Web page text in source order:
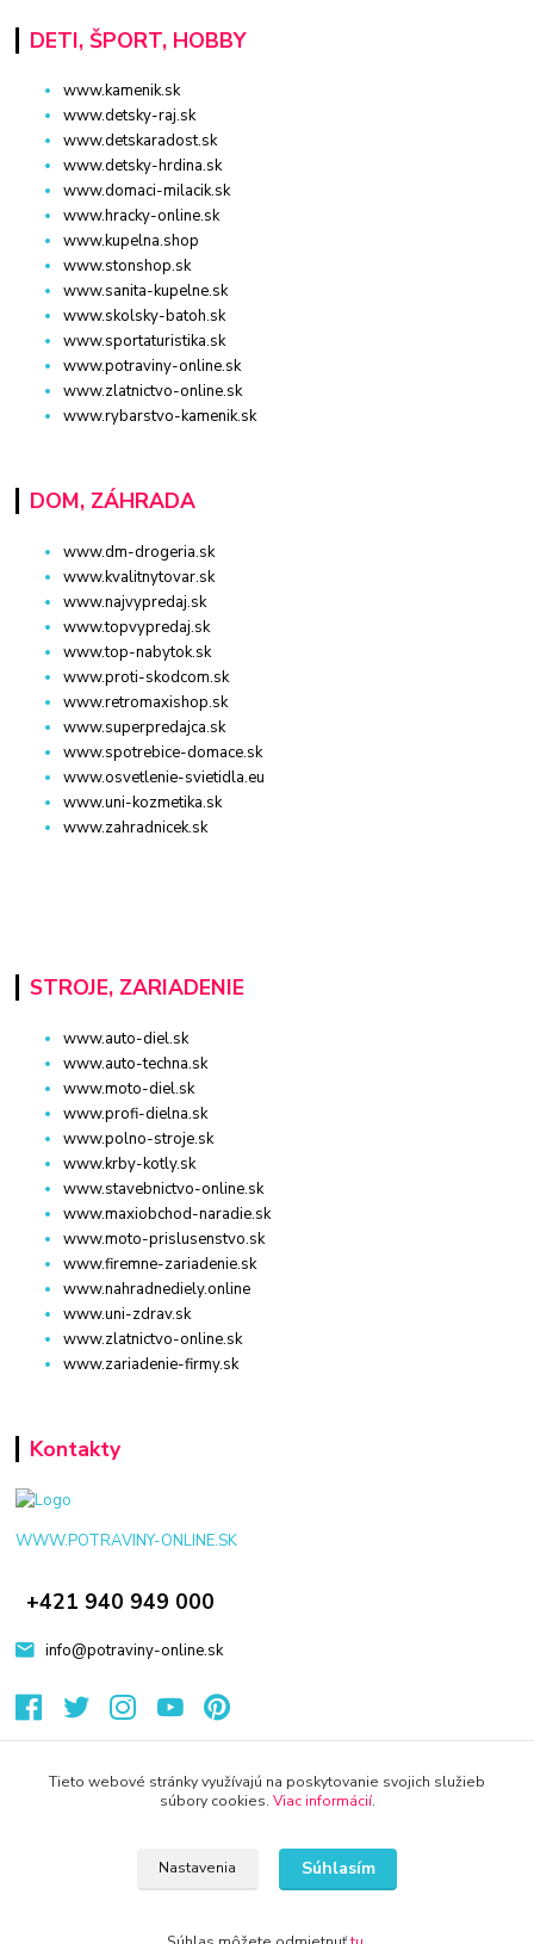
DETI, ŠPORT, HOBBY
www.kamenik.sk
www.detsky-raj.sk
www.detskaradost.sk
www.detsky-hrdina.sk
www.domaci-milacik.sk
www.hracky-online.sk
www.kupelna.shop
www.stonshop.sk
www.sanita-kupelne.sk
www.skolsky-batoh.sk
www.sportaturistika.sk
www.potraviny-online.sk
www.zlatnictvo-online.sk
www.rybarstvo-kamenik.sk
DOM, ZÁHRADA
www.dm-drogeria.sk
www.kvalitnytovar.sk
www.najvypredaj.sk
www.topvypredaj.sk
www.top-nabytok.sk
www.proti-skodcom.sk
www.retromaxishop.sk
www.superpredajca.sk
www.spotrebice-domace.sk
www.osvetlenie-svietidla.eu
www.uni-kozmetika.sk
www.zahradnicek.sk
STROJE, ZARIADENIE
www.auto-diel.sk
www.auto-techna.sk
www.moto-diel.sk
www.profi-dielna.sk
www.polno-stroje.sk
www.krby-kotly.sk
www.stavebnictvo-online.sk
www.maxiobchod-naradie.sk
www.moto-prislusenstvo.sk
www.firemne-zariadenie.sk
www.nahradnediely.online
www.uni-zdrav.sk
www.zlatnictvo-online.sk
www.zariadenie-firmy.sk
Kontakty
WWW.POTRAVINY-ONLINE.SK
+421 940 949 000
info@potraviny-online.sk
Tieto webové stránky využívajú na poskytovanie svojich služieb
súbory cookies. Viac informácií.
Nastavenia Súhlasím